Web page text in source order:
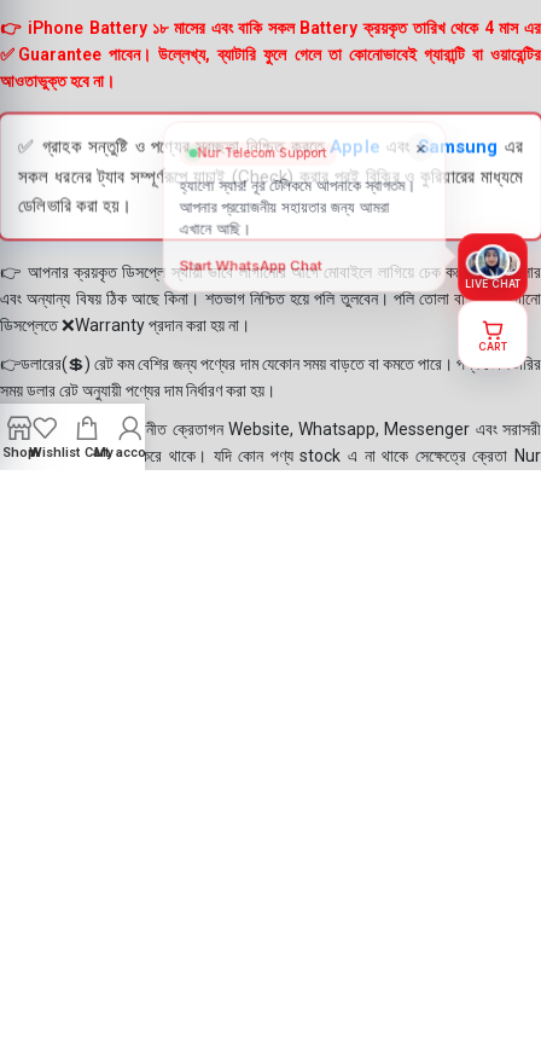
👉 iPhone Battery ১৮ মাসের এবং বাকি সকল Battery ক্রয়কৃত তারিখ থেকে 4 মাস এর
✅Guarantee পাবেন। উল্লেখ্য, ব্যাটারি ফুলে গেলে তা কোনোভাবেই গ্যারান্টি বা ওয়ারেন্টির
আওতাভুক্ত হবে না।
✅ গ্রাহক সন্তুষ্টি ও পণ্যের স্বচ্ছতা নিশ্চিত করতেApple এবং Samsung এর
সকল ধরনের ট্যাব সম্পূর্ণরূপে যাচাই (Check) করার পরই বিক্রি ও কুরিয়ারের মাধ্যমে
ডেলিভারি করা হয়।
👉 আপনার ক্রয়কৃত ডিসপ্লে স্থায়ী ভাবে লাগানোর আগে মোবাইলে লাগিয়ে চেক করে নিবেন কালার
এবং অন্যান্য বিষয় ঠিক আছে কিনা। শতভাগ নিশ্চিত হয়ে পলি তুলবেন। পলি তোলা বা আঠা লাগানো
ডিসপ্লেতে ❌Warranty প্রদান করা হয় না।
👉ডলারের(💲) রেট কম বেশির জন্য পণ্যের দাম যেকোন সময় বাড়তে বা কমতে পারে। পণ্য ডেলিভারির
সময় ডলার রেট অনুযায়ী পণ্যের দাম নির্ধারণ করা হয়।
👉বিঃ দ্রঃ- আমাদের সম্মানীত ক্রেতাগন Website, Whatsapp, Messenger এবং সরাসরী
ফোন করে পণ্য Order করে থাকে। যদি কোন পণ্য stock এ না থাকে সেক্ষেত্রে ক্রেতা Nur
ShopWishlist CartMy account
LIVE CHAT
CART